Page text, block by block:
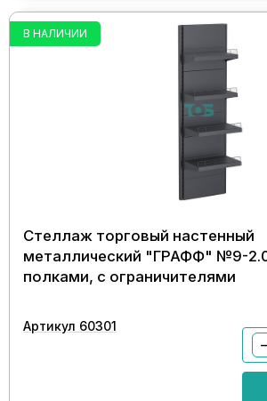
В НАЛИЧИИ
Стеллаж торговый настенный
металлический "ГРАФФ" №9-
полками, с ограничителями
Артикул 60301
−